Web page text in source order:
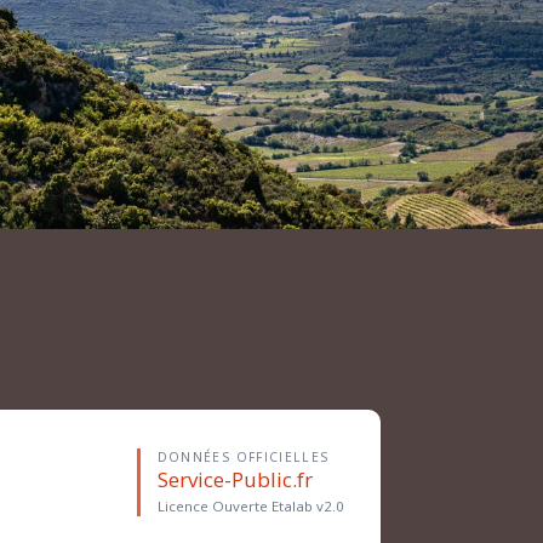
DONNÉES OFFICIELLES
Service-Public.fr
Licence Ouverte Etalab v2.0